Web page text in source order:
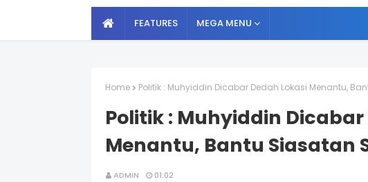
FEATURES MEGA MENU
Home Politik : Muhyiddin Dicabar Dedah Lokasi Menantu,
Politik : Muhyiddin Dicabar
Menantu, Bantu Siasatan
ADMIN 01:02